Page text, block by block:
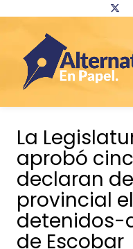
contenido
La
aprobó
declaran
provincial
detenidos-
de Escobar